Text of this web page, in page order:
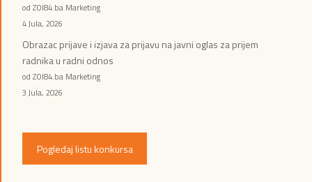
od ZOI84.ba Marketing
4 Jula, 2026
Obrazac prijave i izjava za prijavu na javni oglas za prijem
radnika u radni odnos
od ZOI84.ba Marketing
3 Jula, 2026
Pogledaj listu konkursa